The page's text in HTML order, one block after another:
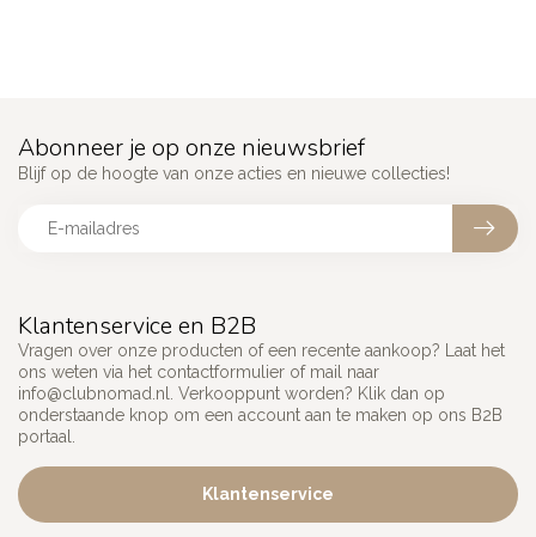
Klantenservice en B2B
Vragen over onze producten of een recente aankoop? Laat het
ons weten via het contactformulier of mail naar
info@clubnomad.nl
. Verkooppunt worden? Klik dan op
onderstaande knop om een account aan te maken op ons B2B
portaal.
Klantenservice
Abonneer je op onze nieuwsbrief
Blijf op de hoogte van onze acties en nieuwe collecties!